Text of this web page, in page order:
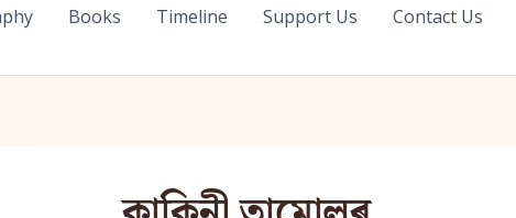
Books Timeline Support Us Contact Us